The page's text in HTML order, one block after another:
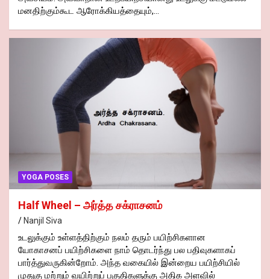
மனதிற்கும்கூட ஆரோக்கியத்தையும்,…
YOGA POSES
Half Wheel – அர்த்த சக்ராசனம்
Nanjil Siva
உடலுக்கும் உள்ளத்திற்கும் நலம் தரும் பயிற்சிகளான
யோகாசனப் பயிற்சிகளை நாம் தொடர்ந்து பல பதிவுகளாகப்
பார்த்துவருகின்றோம். அந்த வகையில் இன்றைய பயிற்சியில்
முதுகு மற்றும் வயிற்றுப் பகுதிகளுக்கு அதிக அளவில்